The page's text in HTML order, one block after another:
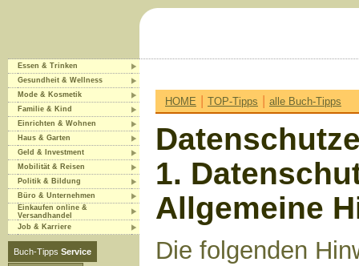
Essen & Trinken
Gesundheit & Wellness
Mode & Kosmetik
Familie & Kind
Einrichten & Wohnen
Haus & Garten
Geld & Investment
Mobilität & Reisen
Politik & Bildung
Büro & Unternehmen
Einkaufen online &
Versandhandel
Job & Karriere
Buch-Tipps Service
HOME | TOP-Tipps | alle Buch-Tipps
1.
Allgemeine
Die folgenden